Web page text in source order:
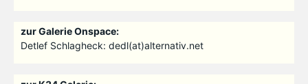
zur Galerie Onspace:
Detlef Schlagheck: dedl(at)alternativ.net